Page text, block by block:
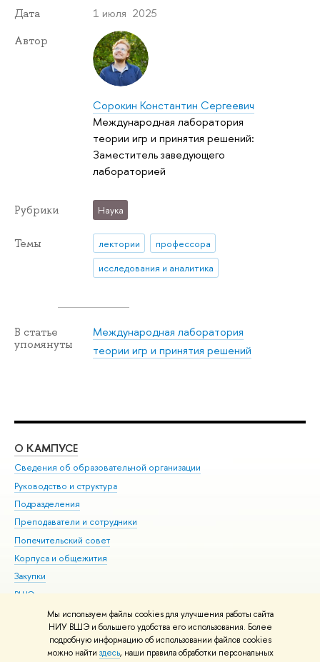
Мы используем файлы cookies для улучшения работы сайта
НИУ ВШЭ и большего удобства его использования. Более
подробную информацию об использовании файлов cookies
можно найти здесь, наши правила обработки персональных
Дата 1 июля 2025
Автор
Сорокин Константин Сергеевич
Международная лаборатория
теории игр и принятия решений:
Заместитель заведующего
лабораторией
Рубрики Наука
Темы лектории
профессора
исследования и аналитика
В статье
упомянуты
Международная лаборатория
теории игр и принятия решений
О КАМПУСЕ
Сведения об образовательной организации
Руководство и структура
Подразделения
Преподаватели и сотрудники
Попечительский совет
Корпуса и общежития
Закупки
ВШЭ для студентов с ограниченными возможностями
здоровья и инвалидностью
Версия для слабовидящих
Единая платежная страница